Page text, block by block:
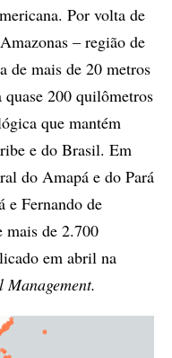
Por volta de
– região de
de mais de 20 metros
200 quilômetros
que mantém
e do Brasil. Em
do Amapá e do Pará
e Fernando de
mais de 2.700
em abril na